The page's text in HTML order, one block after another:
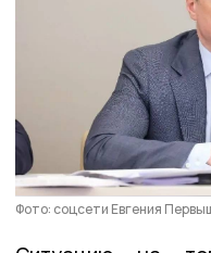
Фото: соцсети Евгения